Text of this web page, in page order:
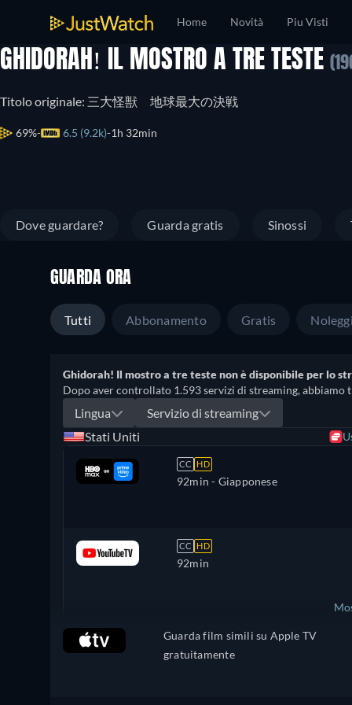
Home Novità Piu Visti
GHIDORAH! IL MOSTRO A TRE TESTE
Titolo originale: 三大怪獣 地球最大の決戦
69% 6.5 (9.2k) 1h 32min
Dove guardare? Guarda gratis Sinossi
GUARDA ORA
Tutti Abbonamento Gratis
Ghidorah! Il mostro a tre teste non è disponibile per lo
Dopo aver controllato 1.593 servizi di streaming,
Lingua
Servizio di streaming
Stati Uniti
CC HD
92min - Giapponese
CC HD
92min
Regno Unito
Guarda film simili su Apple TV
gratuitamente